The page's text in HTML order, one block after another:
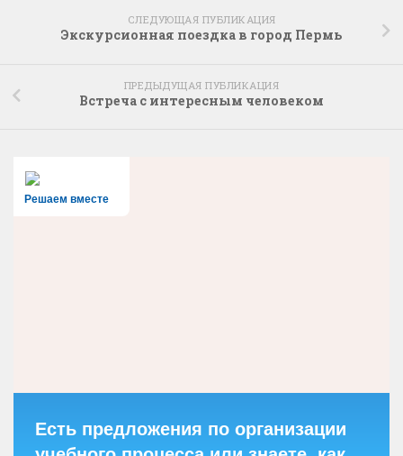
СЛЕДУЮЩАЯ ПУБЛИКАЦИЯ
Экскурсионная поездка в город Пермь
ПРЕДЫДУЩАЯ ПУБЛИКАЦИЯ
Встреча с интересным человеком
Решаем вместе
Есть предложения по организации